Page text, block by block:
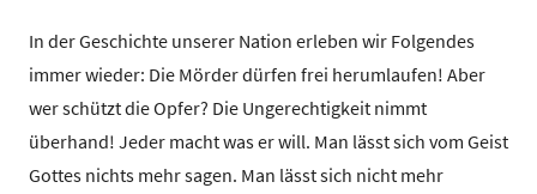
In der Geschichte unserer Nation erleben wir Folgendes
immer wieder: Die Mörder dürfen frei herumlaufen! Aber
wer schützt die Opfer? Die Ungerechtigkeit nimmt
überhand! Jeder macht was er will. Man lässt sich vom Geist
Gottes nichts mehr sagen. Man lässt sich nicht mehr